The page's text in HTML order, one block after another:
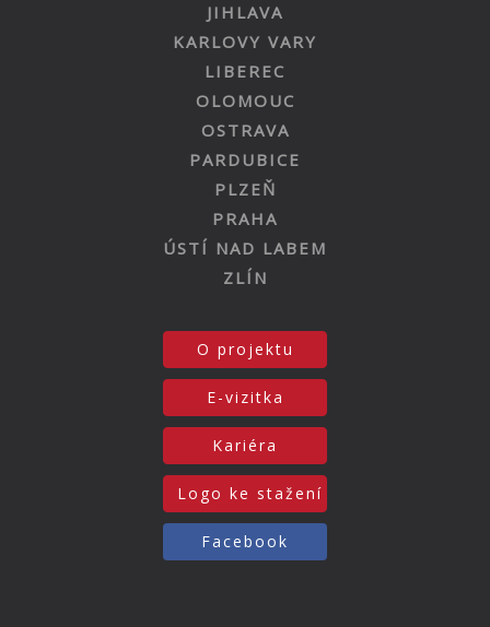
JIHLAVA
KARLOVY VARY
LIBEREC
OLOMOUC
OSTRAVA
PARDUBICE
PLZEŇ
PRAHA
ÚSTÍ NAD LABEM
ZLÍN
O projektu
E-vizitka
Kariéra
Logo ke stažení
Facebook